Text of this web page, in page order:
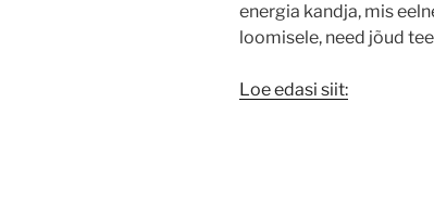
energia kandja, mis
loomisele, need jõud
Loe edasi siit: